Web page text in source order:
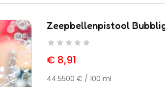
Zeepbellenpistool
€8,91
44.5500 € / 100 ml